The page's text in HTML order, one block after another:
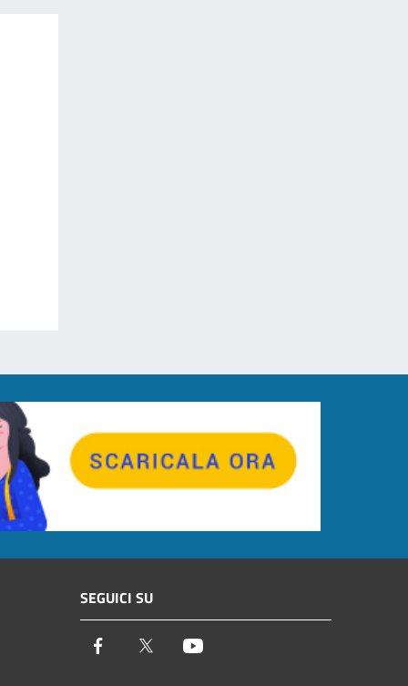
SEGUICI SU
Facebook Twitter